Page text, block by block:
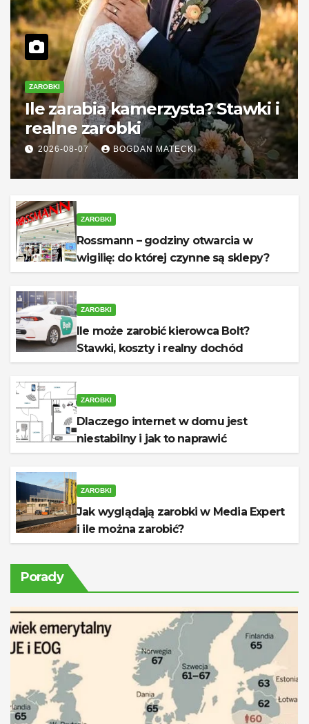
ZAROBKI
Ile zarabia kamerzysta? Stawki i
realne zarobki
2026-08-07 BOGDAN MATECKI
ZAROBKI
Rossmann – godziny otwarcia w
wigilię: do której czynne są sklepy?
ZAROBKI
Ile może zarobić kierowca Bolt?
Stawki, koszty i realny dochód
ZAROBKI
Dlaczego internet w domu jest
niestabilny i jak to naprawić
ZAROBKI
Jak wyglądają zarobki w Media Expert
i ile można zarobić?
Porady